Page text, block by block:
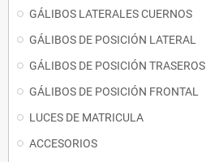
GÁLIBOS LATERALES CUERNOS
GÁLIBOS DE POSICIÓN LATERAL
GÁLIBOS DE POSICIÓN TRASEROS
GÁLIBOS DE POSICIÓN FRONTAL
LUCES DE MATRICULA
ACCESORIOS